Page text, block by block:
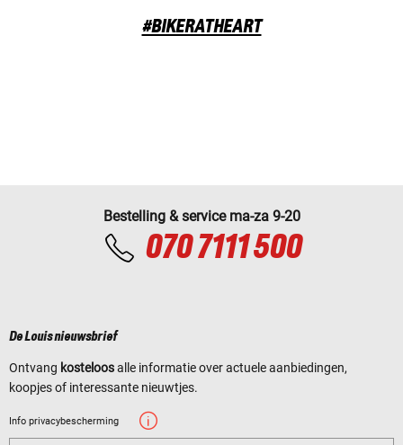
#BIKERATHEART
Bestelling & service ma-za 9-20
070 7111 500
De Louis nieuwsbrief
Ontvang kosteloosalle informatie over actuele aanbiedingen,
koopjes of interessante nieuwtjes.
Info privacybescherming